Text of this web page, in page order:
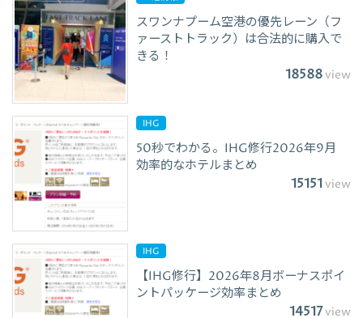
スワンナプーム空港の優先レーン（フ
ァーストトラック）は合法的に購入で
きる！
18588view
IHG
50秒でわかる。IHG修行2026年9月
効率的なホテルまとめ
15151view
IHG
【IHG修行】2026年8月ボーナスポイ
ントパッケージ効率まとめ
14517view